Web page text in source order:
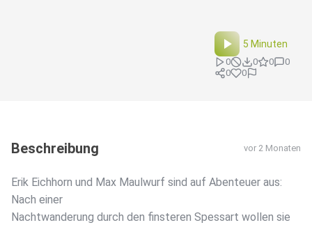
5 Minuten
0 0 0
0
0
0
Beschreibung vor 2 Monaten
Erik Eichhorn und Max Maulwurf sind auf Abenteuer aus:
Nach einer
Nachtwanderung durch den finsteren Spessart wollen sie